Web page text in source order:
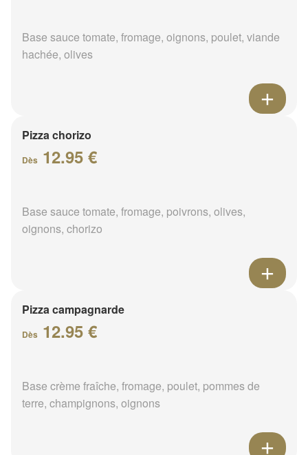
Base sauce tomate, fromage, oignons, poulet, viande
hachée, olives
Pizza chorizo
Dès 12.95 €
Base sauce tomate, fromage, poivrons, olives,
oignons, chorizo
Pizza campagnarde
Dès 12.95 €
Base crème fraîche, fromage, poulet, pommes de
terre, champignons, oignons